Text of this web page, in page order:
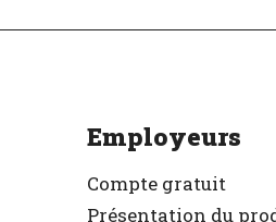
Employeurs
Compte gratuit
Présentation du